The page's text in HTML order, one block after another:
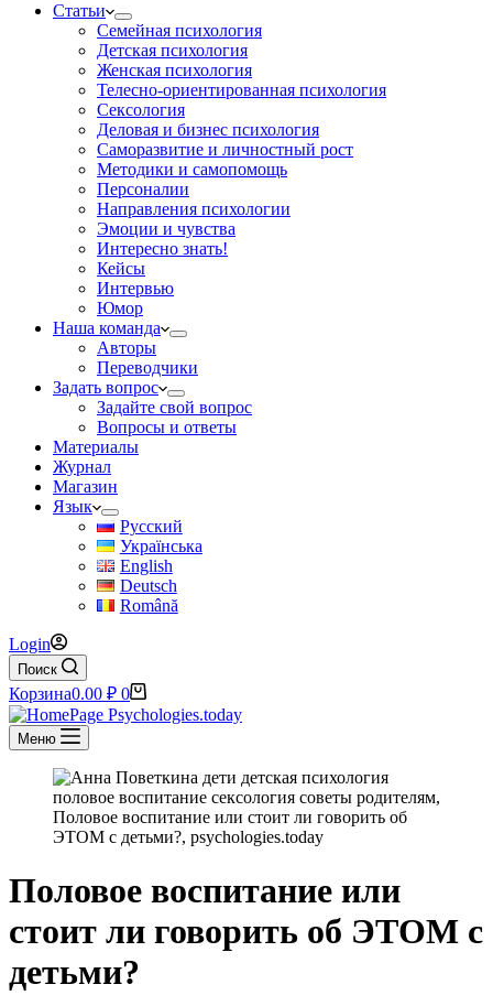
Статьи
Семейная психология
Детская психология
Женская психология
Телесно-ориентированная психология
Сексология
Деловая и бизнес психология
Саморазвитие и личностный рост
Методики и самопомощь
Персоналии
Направления психологии
Эмоции и чувства
Интересно знать!
Кейсы
Интервью
Юмор
Наша команда
Авторы
Переводчики
Задать вопрос
Задайте свой вопрос
Вопросы и ответы
Материалы
Журнал
Магазин
Язык
Русский
Українська
English
Deutsch
Română
Login
Поиск
Корзина0.00 ₽ 0
Меню
Половое воспитание или
стоит ли говорить об ЭТОМ с
детьми?